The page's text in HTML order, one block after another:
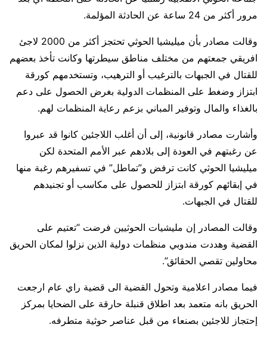
مرور أكثر من 24 ساعة عن الحادثة المؤلمة.
وقالت مصادر بأن ميليشيا الحوثي تحتجز أكثر من 2000 لاجئ
افريقي جمعتهم من مختلف مناطق سيطرتها وكانت تأخذ بعضهم
للقتال في الجبهات بالترغيب أو الترهيب، وتستخدمهم كورقة
ابتزاز وضغط على المنظمات الدولية بغرض الحصول على دعم
بالغذاء والمال وتوفير المباني بزعم رعاية المنظمات لهم.
وأشارت مصادر قانونية، إلى أن أغلب اللاجئين كانوا قد عبروا
عن رغبتهم في العودة إلى بلادهم عبر الأمم المتحدة لكن
ميليشيا الحوثي كانت ترفض و”تماطل” في تسفيرهم رغبة منها
في إبقائهم كورقة ابتزاز للحصول على مكاسب أو تجنيدهم
للقتال في الجبهات.
وقالت المصادر إن مليشيات الحوثيين فرضت “تعتيم على
القضية وهددت مندوبي منظمات دولية الذين نزلوا لمكان الحريق
محاولين تقصي الحقائق”.
فيما مصادر اعلامية وتحول القضية الى قضية راي عام ارجعت
الحريق بانه متعمد بعد اطلاق قنبلة حارقة على الضحايا بمركز
إحتجاز للاجئين بصنعاء من قبل عناصر حوثية متطرفه.